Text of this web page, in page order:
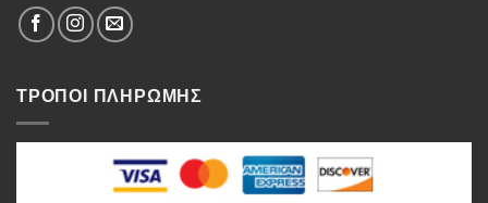
ΤΡΟΠΟΙ ΠΛΗΡΩΜΗΣ